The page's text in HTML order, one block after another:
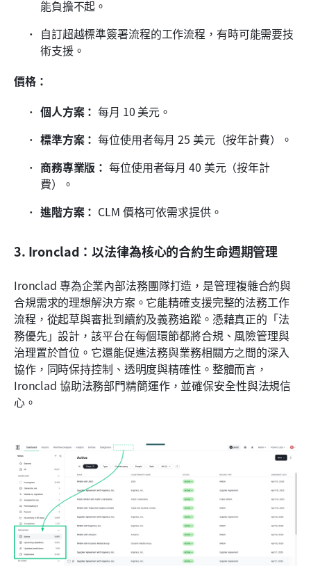
能負擔不起。
自訂超越標準簽署流程的工作流程，有時可能需要技
術支援。
價格：
個人方案： 每月 10 美元。
標準方案： 每位使用者每月 25 美元（按年計費）。
商務專業版： 每位使用者每月 40 美元（按年計
費）。
進階方案： CLM 價格可依需求提供。
3. Ironclad：以法律為核心的合約生命週期管理
Ironclad 專為企業內部法務團隊打造，是管理複雜合約與
合規需求的理想解決方案。它能精確支援完整的法務工作
流程，從起草與審批到續約及義務追蹤。憑藉真正的「法
務優先」設計，該平台在每個環節都將合規、風險管理與
治理置於首位。它還能促進法務與業務相關方之間的深入
協作，同時保持控制、透明度與精確性。整體而言，
Ironclad 協助法務部門精簡運作，並確保安全性與法規信
心。